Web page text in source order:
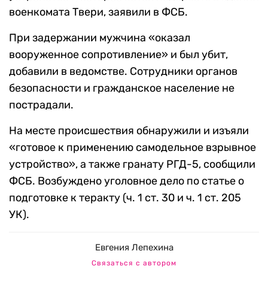
военкомата Твери, заявили в ФСБ.
При задержании мужчина «оказал
вооруженное сопротивление» и был убит,
добавили в ведомстве. Сотрудники органов
безопасности и гражданское население не
пострадали.
На месте происшествия обнаружили и изъяли
«готовое к применению самодельное взрывное
устройство», а также гранату РГД-5, сообщили
ФСБ. Возбуждено уголовное дело по статье о
подготовке к теракту (ч. 1 ст. 30 и ч. 1 ст. 205
УК).
Евгения Лепехина
Связаться с автором